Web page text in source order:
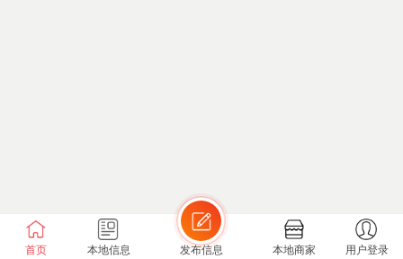
首页 本地信息 发布信息 本地商家 用户登录